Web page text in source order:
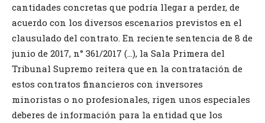
cantidades concretas que podría llegar a perder, de
acuerdo con los diversos escenarios previstos en el
clausulado del contrato. En reciente sentencia de 8 de
junio de 2017, n° 361/2017 (…), la Sala Primera del
Tribunal Supremo reitera que en la contratación de
estos contratos financieros con inversores
minoristas o no profesionales, rigen unos especiales
deberes de información para la entidad que los